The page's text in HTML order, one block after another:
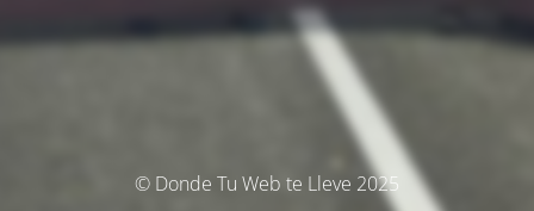
© Donde Tu Web te Lleve 2025